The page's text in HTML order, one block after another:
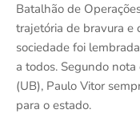
Batalhão de
trajetória de bravura e
sociedade foi
a todos. Segundo
(UB), Paulo Vitor
para o estado.